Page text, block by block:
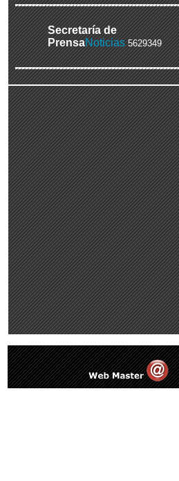
Secretaría de
PrensaNoticias 5629349